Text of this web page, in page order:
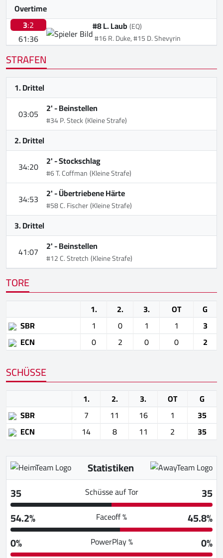
Overtime
3:2
61:36
#8 L. Laub(EQ)
#16 R. Duke, #15 D. Shevyrin
STRAFEN
1. Drittel
03:05 2' -Beinstellen
#34 P. Steck(Kleine Strafe)
2. Drittel
34:20 2' -Stockschlag
#6 T. Coffman(Kleine Strafe)
34:53 2' -Übertriebene Härte
#58 C. Fischer(Kleine Strafe)
3. Drittel
41:07 2' -Beinstellen
#12 C. Stretch(Kleine Strafe)
TORE
1. 2. 3. OT
G
SBR
1 0 1 1
3
ECN
0 2 0 0 2
SCHÜSSE
1. 2. 3. OT
G
SBR
7 11 16 1
35
ECN
14 8 11 2 35
Statistiken
35
Schüsse auf Tor
35
54.2%
Faceoff %
45.8%
0%
PowerPlay % 0%